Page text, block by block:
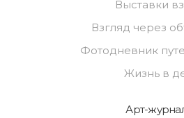
Выставки
Взгляд через
Фотодневник
Жизнь в
Арт-